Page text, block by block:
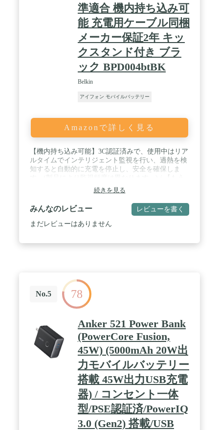
準適合 機内持ち込み可
能 充電用ケーブル同梱
メーカー保証2年 キッ
クスタンド付き ブラ
ック BPD004btBK
Belkin
アイフォン モバイルバッテリー
Amazonで詳しく見る
【機内持ち込み可能】3C認証済みで、使用中はリア
ルタイムでインテリジェント監視を行い、過熱を検
知すると自動的に充電を停止し、安全を確保しま
電池切れの心配なし】BelkinのiPhone 15/14/13/12対
応モバイルバッテリーBPD004は5,000mAHの大容量
で、これはiPhone 13 Proで最大19時間のビデオ再生
に十分なバッテリー量です。出先や急用時で充電が
足りないときや電源が近くに無いときでも、バッテ
ススルー充電にも対応しているので、モバイルバッ
テリーを充電しながら同時にデバイスを充電するこ
とが可能。1つのコンセントでデバイスもモバイル
バッテリーもフル充電にしてお出かけ出来ます。 /
【お出かけにピッタリ】モバイルバッテリー
BPD004の充電スタンドはスリムでコンパクトな設
計。パワフルな磁力の安全なMagSafe(マグネット)ア
タッチメントでiPhoneを安全に固定することができ
るので、据え置きでも外出先でも安心。デバイスを
充電しながら一緒にポケットなどに入れてもかさば
らず、かばんの空いたスペースにも入れやすい持ち
運びに最適なサイズ感です。 / 【自由な置き方で充
電可能】付属のキックスタンドを使えばiPhoneを縦
置き、横置きどちらでもモバイルバッテリーに設置
することができるので、動画などを視聴しながらの
充電でも体勢や角度に合わせて置き方を選ぶことが
続きを見る
みんなのレビュー レビューを書く
まだレビューはありません
No.5 78
Anker 521 Power Bank
(PowerCore Fusion,
45W) (5000mAh 20W出
力モバイルバッテリー
搭載 45W出力USB充電
器) / コンセント一体
型/PSE認証済/PowerIQ
3.0 (Gen2) 搭載/USB